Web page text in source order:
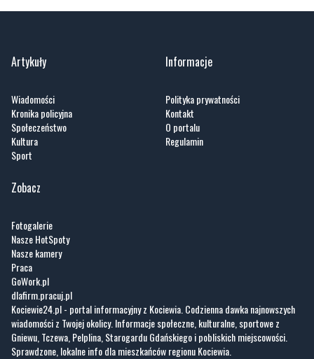
Artykuły
Wiadomości
Kronika policyjna
Społeczeństwo
Kultura
Sport
Informacje
Polityka prywatności
Kontakt
O portalu
Regulamin
Zobacz
Fotogalerie
Nasze HotSpoty
Nasze kamery
Praca
GoWork.pl
dlafirm.pracuj.pl
Kociewie24.pl - portal informacyjny z Kociewia. Codzienna dawka najnowszych
wiadomości z Twojej okolicy. Informacje społeczne, kulturalne, sportowe z
Gniewu, Tczewa, Pelplina, Starogardu Gdańskiego i pobliskich miejscowości.
Sprawdzone, lokalne info dla mieszkańców regionu Kociewia.